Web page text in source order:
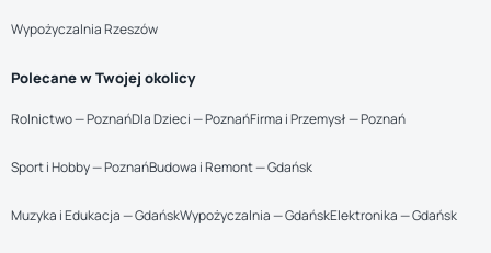
Wypożyczalnia Rzeszów
Polecane w Twojej okolicy
Rolnictwo — PoznańDla Dzieci — PoznańFirma i Przemysł — Poznań
Sport i Hobby — PoznańBudowa i Remont — Gdańsk
Muzyka i Edukacja — GdańskWypożyczalnia — GdańskElektronika — Gdańsk